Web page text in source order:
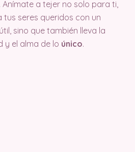
a tejer no solo para ti,
seres queridos con un
sino que también lleva la
y el alma de lo único.